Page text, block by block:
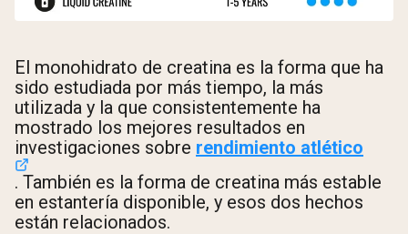
El monohidrato de creatina es la forma que ha
sido estudiada por más tiempo, la más
utilizada y la que consistentemente ha
mostrado los mejores resultados en
investigaciones sobre rendimiento atlético
. También es la forma de creatina más estable
en estantería disponible, y esos dos hechos
están relacionados.